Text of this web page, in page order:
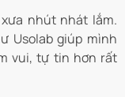
nhút nhát lắm.
Usolab giúp mình
vui, tự tin hơn rất